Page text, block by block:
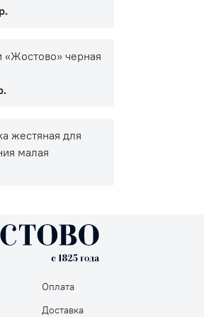
«Жостово» черная
жестяная для
малая
Оплата
Доставка